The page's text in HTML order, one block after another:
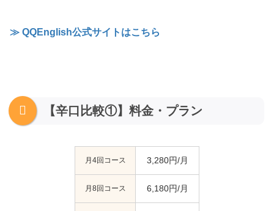
≫ QQEnglish公式サイトはこちら
【辛口比較①】料金・プラン
月4回コース 3,280円/月
月8回コース 6,180円/月